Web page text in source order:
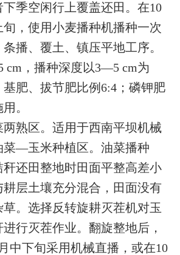
季空闲行上覆盖还田。在10
旬，使用小麦播种机播种一次
播、覆土、镇压平地工序。
cm，播种深度以3—5 cm为
肥、拔节肥比例6:4；磷钾肥
。
区。适用于西南平坝机械
菜—玉米种植区。油菜播种
还田整地时田面平整高差小
耕层土壤充分混合，田面没有
。选择反转旋耕灭茬机对玉
行灭茬作业。翻旋整地后，
中下旬采用机械直播，或在10